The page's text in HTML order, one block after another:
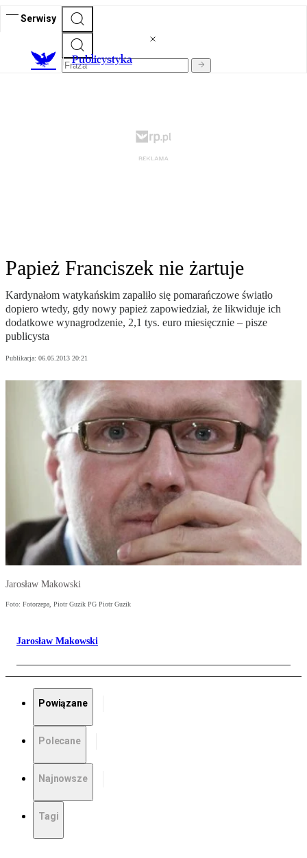
Serwisy
Publicystyka
Papież Franciszek nie żartuje
Kardynałom watykańskim zapaliło się pomarańczowe światło
dopiero wtedy, gdy nowy papież zapowiedział, że likwiduje ich
dodatkowe wynagrodzenie, 2,1 tys. euro miesięcznie – pisze
publicysta
Publikacja: 06.05.2013 20:21
Jarosław Makowski
Foto: Fotorzepa, Piotr Guzik PG Piotr Guzik
Jarosław Makowski
Powiązane
Polecane
Najnowsze
Tagi